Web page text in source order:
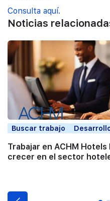
Consulta aquí.
Noticias
Buscar trabajo
Trabajar en ACHM
crecer en el sector